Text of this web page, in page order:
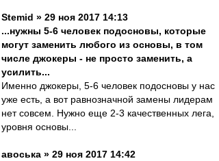
Stemid » 29 ноя 2017 14:13
...нужны 5-6 человек подосновы, которые
могут заменить любого из основы, в том
числе джокеры - не просто заменить, а
усилить...
Именно джокеры, 5-6 человек подосновы у нас
уже есть, а вот равнозначной замены лидерам
нет совсем. Нужно еще 2-3 качественных лега,
уровня основы...
авоська » 29 ноя 2017 14:42